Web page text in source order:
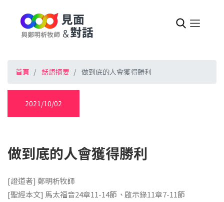
首頁 話語摘要 做到底的人會獲得勝利
2021/10/02
做到底的人會獲得勝利
[證道者] 鄭明析牧師
[聖經本文] 馬太福音24章11-14節 、 啟示錄11章7-11節